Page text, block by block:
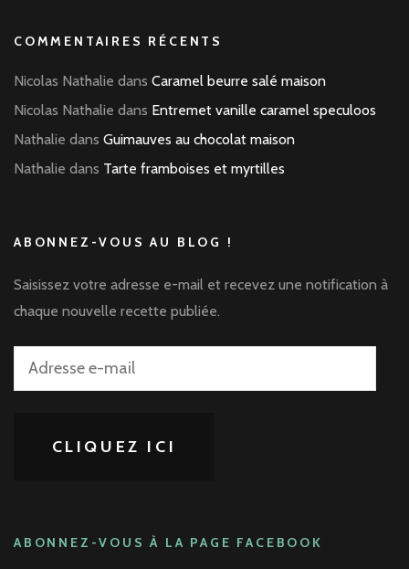
COMMENTAIRES RÉCENTS
Nicolas Nathalie dans Caramel beurre salé maison
Nicolas Nathalie dans Entremet vanille caramel speculoos
Nathalie dans Guimauves au chocolat maison
Nathalie dans Tarte framboises et myrtilles
ABONNEZ-VOUS AU BLOG !
Saisissez votre adresse e-mail et recevez une notification à
chaque nouvelle recette publiée.
Adresse
CLIQUEZ ICI
ABONNEZ-VOUS À LA PAGE FACEBOOK